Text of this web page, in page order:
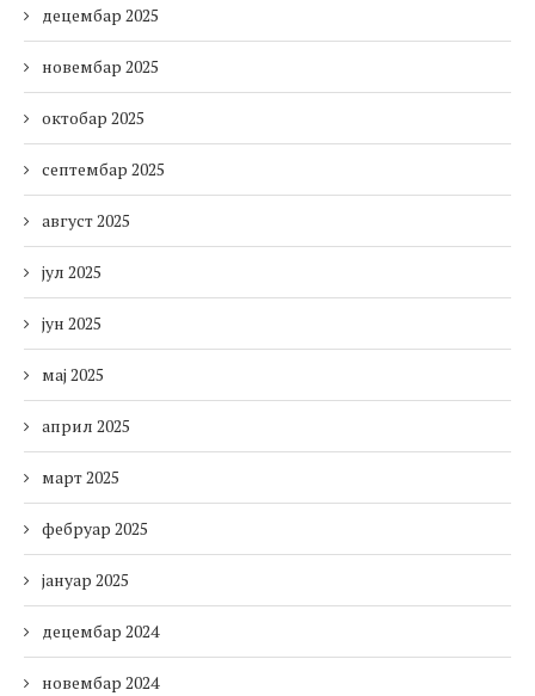
децембар 2025
новембар 2025
октобар 2025
септембар 2025
август 2025
јул 2025
јун 2025
мај 2025
април 2025
март 2025
фебруар 2025
јануар 2025
децембар 2024
новембар 2024